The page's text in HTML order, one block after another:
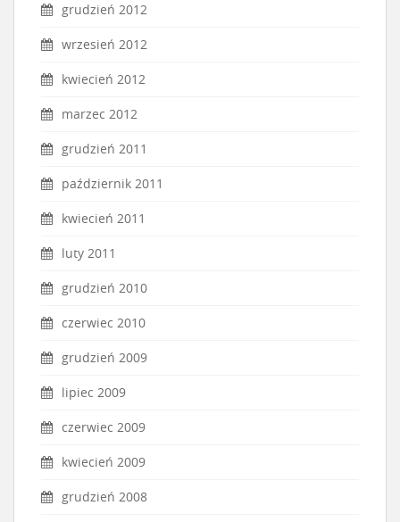
grudzień 2012
wrzesień 2012
kwiecień 2012
marzec 2012
grudzień 2011
październik 2011
kwiecień 2011
luty 2011
grudzień 2010
czerwiec 2010
grudzień 2009
lipiec 2009
czerwiec 2009
kwiecień 2009
grudzień 2008